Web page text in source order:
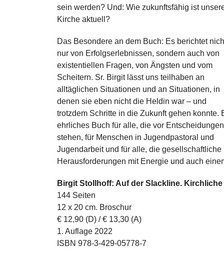
sein werden? Und: Wie zukunftsfähig ist
Kirche aktuell?
Das Besondere an dem Buch: Es berichtet
nur von Erfolgserlebnissen, sondern auch von
existentiellen Fragen, von Ängsten und vom
Scheitern. Sr. Birgit lässt uns teilhaben an
alltäglichen Situationen und an Situationen, in
denen sie eben nicht die Heldin war – und
trotzdem Schritte in die Zukunft gehen konnte.
ehrliches Buch für alle, die vor Entscheidungen
stehen, für Menschen in Jugendpastoral und
Jugendarbeit und für alle, die gesellschaftliche
Herausforderungen mit Energie und auch
Birgit Stollhoff: Auf der Slackline.
144 Seiten
12 x 20 cm. Broschur
€ 12,90 (D) / € 13,30 (A)
1. Auflage 2022
ISBN 978-3-429-05778-7